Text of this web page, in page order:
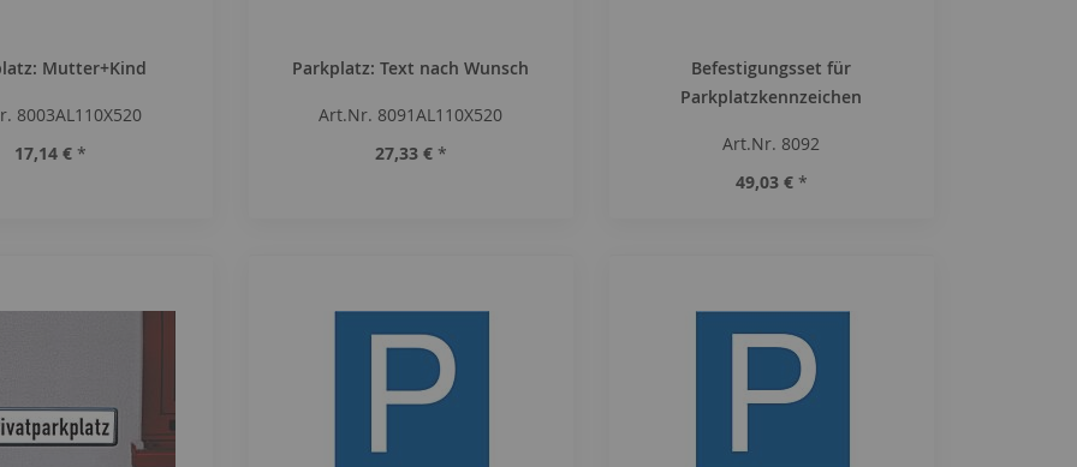
Mutter+Kind
8003AL110X520
17,14 € *
Parkplatz: Text nach Wunsch
Art.Nr. 8091AL110X520
27,33 € *
Befestigungsset für
Parkplatzkennzeichen
Art.Nr. 8092
49,03 € *